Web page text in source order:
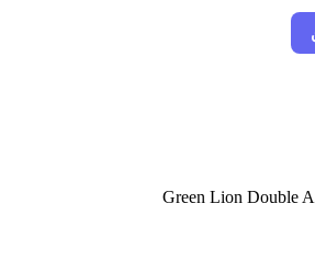
Green Lion Double